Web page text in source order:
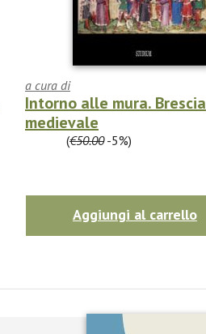
a cura di
Intorno alle mura. Brescia
medievale
(€50.00-5%)
Aggiungi al carrello